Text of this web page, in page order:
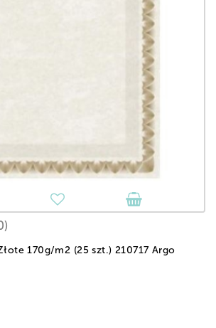
170g/m2 (25 szt.) 210717 Argo